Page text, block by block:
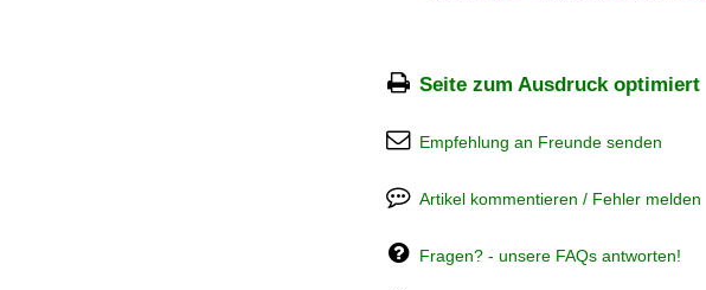
Seite zum Ausdruck optimiert
Empfehlung an Freunde senden
Artikel kommentieren / Fehler melden
Fragen? - unsere FAQs antworten!